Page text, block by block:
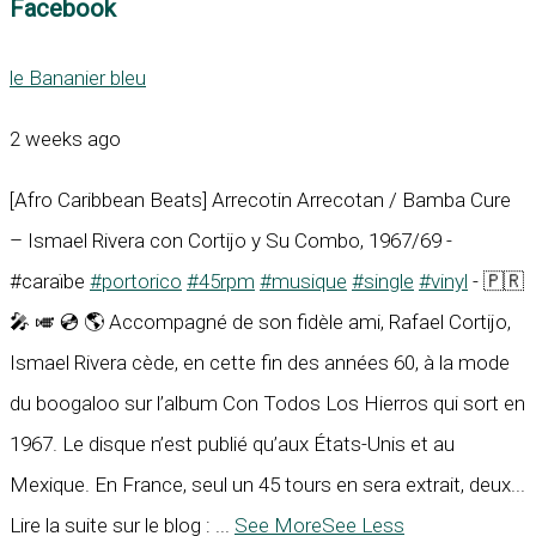
Facebook
le Bananier bleu
2 weeks ago
[Afro Caribbean Beats] Arrecotin Arrecotan / Bamba Cure
– Ismael Rivera con Cortijo y Su Combo, 1967/69 -
#caraïbe #portorico #45rpm #musique #single #vinyl - 🇵🇷
🎤 🎺 💿 🌎 Accompagné de son fidèle ami, Rafael Cortijo,
Ismael Rivera cède, en cette fin des années 60, à la mode
du boogaloo sur l’album Con Todos Los Hierros qui sort en
1967. Le disque n’est publié qu’aux États-Unis et au
Mexique. En France, seul un 45 tours en sera extrait, deux...
Lire la suite sur le blog : ... See MoreSee Less